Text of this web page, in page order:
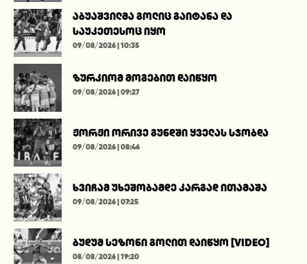
აბუაშვილმა გოლიც გაიტანა და
საუკეთესოც იყო
09/08/2026 | 10:35
ზურკიომ მოგებით დაიწყო
09/08/2026 | 09:27
ჟორჟი ორივე გუნდში ყველას სჯობდა
09/08/2026 | 08:46
ხვიჩამ უხეშობამდე კარგად ითამაშა
09/08/2026 | 07:25
ბუდუმ სეზონი გოლით დაიწყო [VIDEO]
08/08/2026 | 19:20